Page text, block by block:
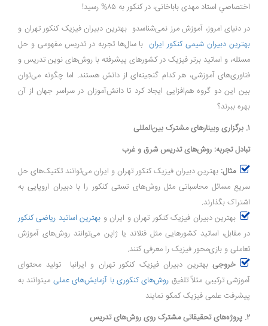
اختصاصیِ استاد مهدی باباخانی، در کنکور به ۸۵% رسید!
در دنیای امروز، آموزش مرز نمی‌شناسدو بهترین دبیران فیزیک کنکور تهران و
بهترین دبیران شیمی کنکور ایران با سال‌ها تجربه در تدریس مفهومی و حل
مسئله، و اساتید برتر فیزیک در کشورهای پیشرفته با روش‌های نوین تدریس و
فناوری‌های آموزشی، هر کدام گنجینه‌ای از دانش هستند. اما چگونه می‌توان
بین این دو گروه هم‌افزایی ایجاد کرد تا دانش‌آموزان در سراسر جهان از آن
بهره ببرند؟
۱. برگزاری وبینارهای مشترک بین‌المللی
تبادل تجربه: روش‌های تدریس شرق و غرب
مثال: بهترین دبیران فیزیک کنکور تهران و ایران می‌توانند تکنیک‌های حل
سریع مسائل محاسباتی مثل روش‌های تستی کنکور را با دبیران اروپایی به
اشتراک بگذارند.
بهترین دبیران فیزیک کنکور تهران و ایران و بهترین اساتید ریاضی کنکور
در مقابل، اساتید کشورهایی مثل فنلاند یا ژاپن می‌توانند روش‌های آموزش
تعاملی و بازی‌محور فیزیک را معرفی کنند.
خروجی بهترین دبیران فیزیک کنکور تهران و ایرانبا تولید محتوای
آموزشی ترکیبی مثلاً تلفیق روش‌های کنکوری با آزمایش‌های عملی میتوانند به
پیشرفت علمی فیزیک کمکو نمایند
۲. پروژه‌های تحقیقاتی مشترک روی روش‌های تدریس